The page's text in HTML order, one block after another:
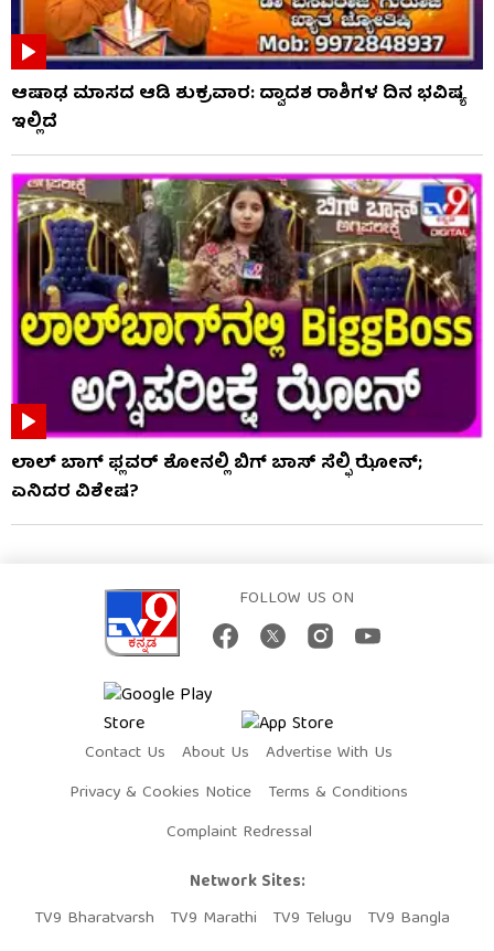
ಆಷಾಢ ಮಾಸದ ಆಡಿ ಶುಕ್ರವಾರ: ದ್ವಾದಶ ರಾಶಿಗಳ ದಿನ ಭವಿಷ್ಯ
ಇಲ್ಲಿದೆ
ಲಾಲ್ ಬಾಗ್ ಫ್ಲವರ್ ಶೋನಲ್ಲಿ ಬಿಗ್ ಬಾಸ್ ಸೆಲ್ಫಿ ಝೋನ್;
ಏನಿದರ ವಿಶೇಷ?
FOLLOW US ON
Contact Us About Us
Advertise With Us
Privacy & Cookies Notice
Terms & Conditions
Complaint Redressal
Network Sites:
TV9 Bharatvarsh
TV9 Marathi TV9 Telugu
TV9 Bangla